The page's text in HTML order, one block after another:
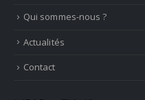
Qui sommes-nous ?
Actualités
Contact